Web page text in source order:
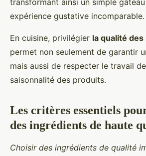
transformant ainsi un simple
expérience gustative incomparable.
En cuisine, privilégier la qualité
permet non seulement de garantir
mais aussi de respecter le travail
saisonnalité des produits.
Les critères essentiels
des ingrédients de haute
Choisir des ingrédients de qualité